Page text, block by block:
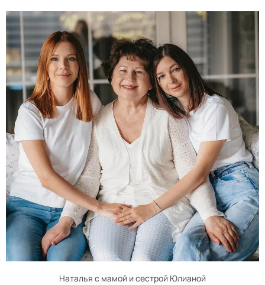
Наталья с мамой и сестрой Юлианой